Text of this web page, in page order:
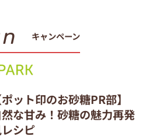
キャンペーン
ポット印のお砂糖PR部】
な甘み！砂糖の魅力再発
シピ